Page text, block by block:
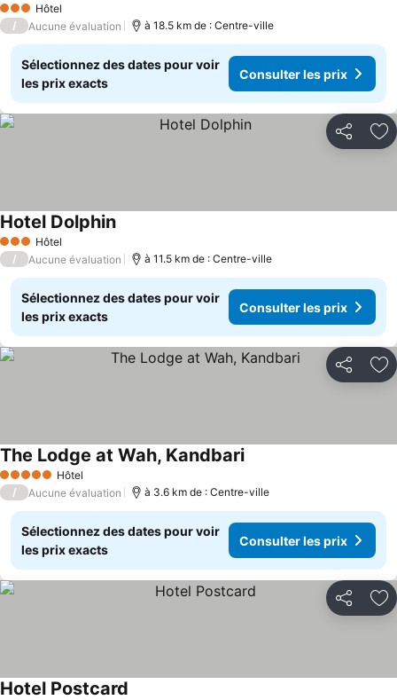
3 ÉtoilesHôtel
/ Aucune évaluation à 18.5 km de : Centre-ville
Sélectionnez des dates pour voir
les prix exacts
Consulter les prix
Partager
3 ÉtoilesHôtel
Hotel Dolphin
/ Aucune évaluation à 11.5 km de : Centre-ville
Sélectionnez des dates pour voir
les prix exacts
Consulter les prix
Partager
5 Étoiles Hôtel
The Lodge at Wah, Kandbari
/ Aucune évaluation à 3.6 km de : Centre-ville
Sélectionnez des dates pour voir
les prix exacts
Consulter les prix
Partager
Hotel Postcard